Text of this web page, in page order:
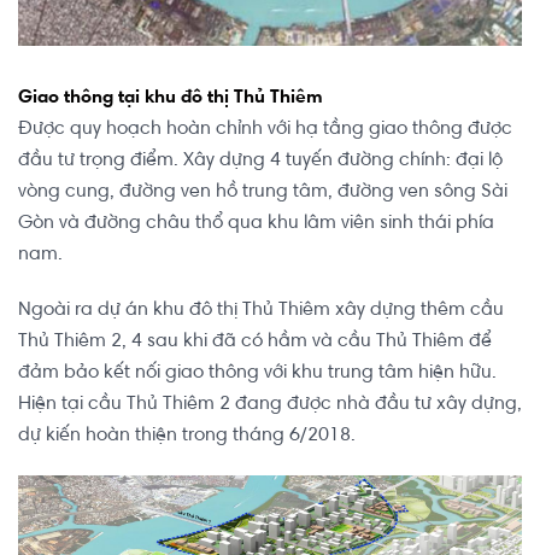
Giao thông tại khu đô thị Thủ Thiêm
Được quy hoạch hoàn chỉnh với hạ tầng giao thông được
đầu tư trọng điểm. Xây dựng 4 tuyến đường chính: đại lộ
vòng cung, đường ven hồ trung tâm, đường ven sông Sài
Gòn và đường châu thổ qua khu lâm viên sinh thái phía
nam.
Ngoài ra dự án khu đô thị Thủ Thiêm xây dựng thêm cầu
Thủ Thiêm 2, 4 sau khi đã có hầm và cầu Thủ Thiêm để
đảm bảo kết nối giao thông với khu trung tâm hiện hữu.
Hiện tại cầu Thủ Thiêm 2 đang được nhà đầu tư xây dựng,
dự kiến hoàn thiện trong tháng 6/2018.